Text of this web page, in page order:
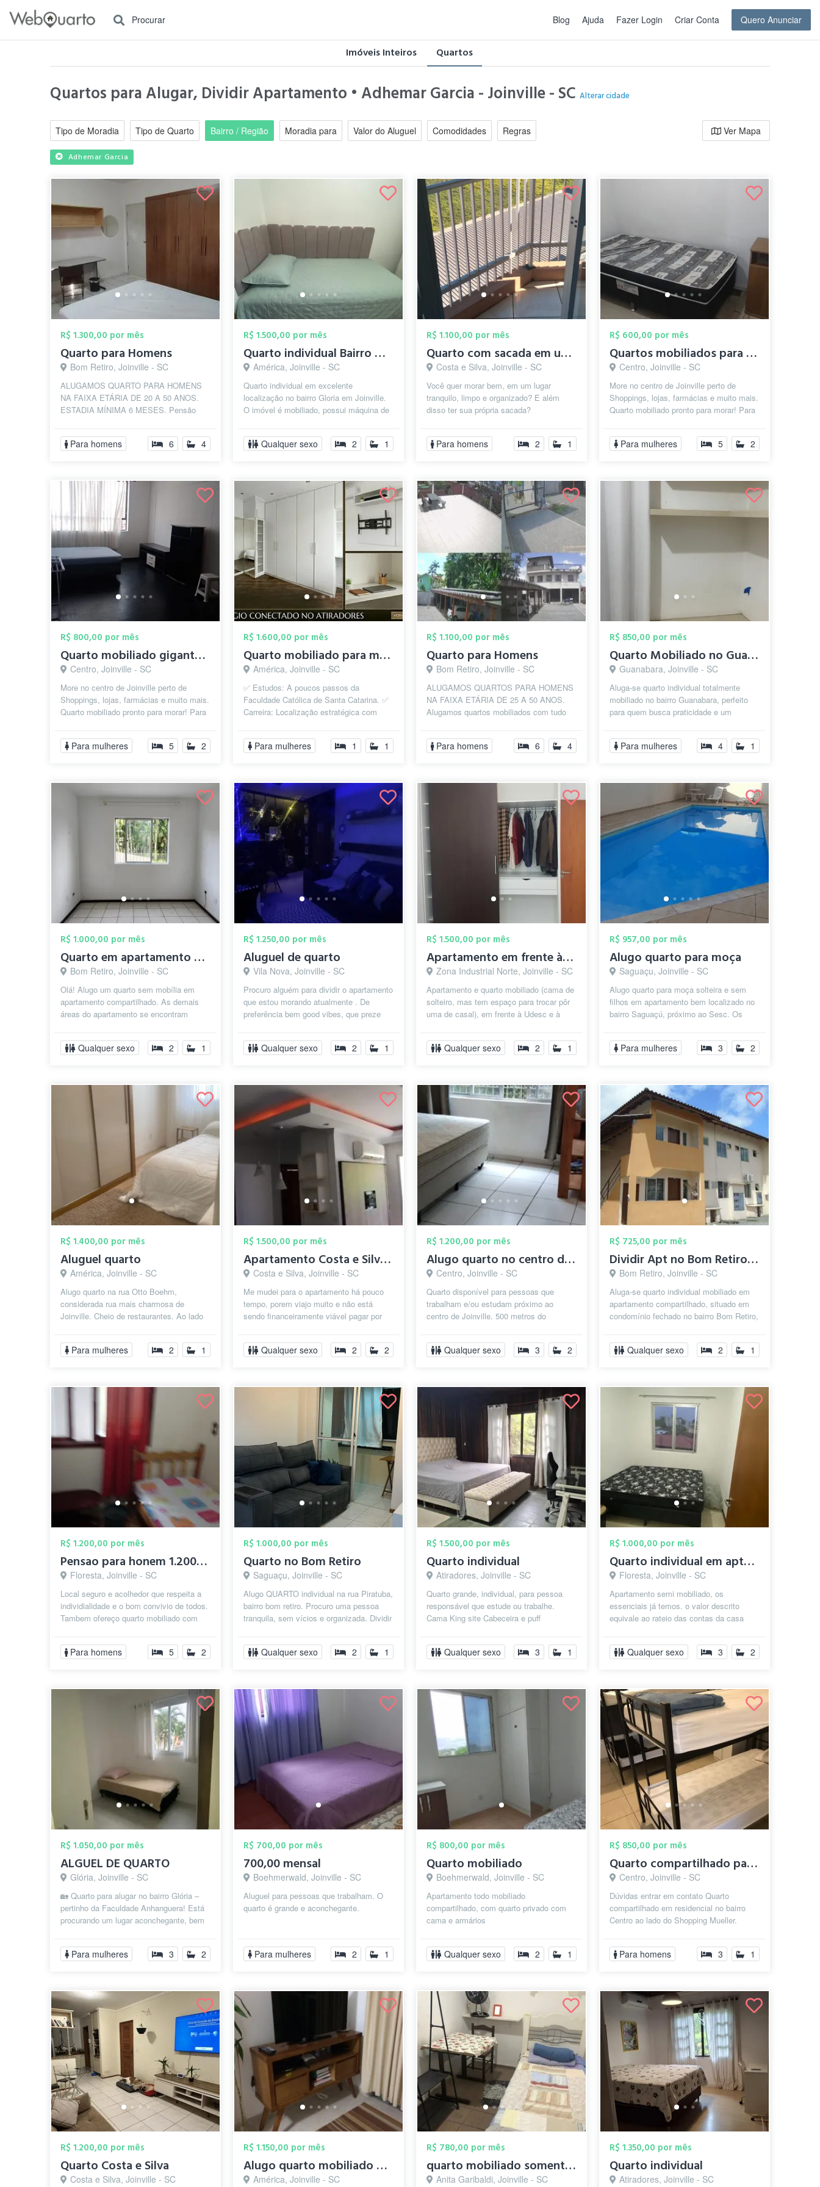
Procurar Blog Ajuda Fazer Login Criar Conta Quero Anunciar
Imóveis Inteiros Quartos
Quartos para Alugar, Dividir Apartamento • Adhemar Garcia - Joinville - SCAlterar cidade
Tipo de Moradia Tipo de Quarto Bairro / Região Moradia para Valor do Aluguel Comodidades Regras Ver Mapa
Adhemar Garcia
R$ 1.300,00 por mês
Quarto para Homens
Bom Retiro, Joinville - SC
ALUGAMOS QUARTO PARA HOMENS
NA FAIXA ETÁRIA DE 20 A 50 ANOS.
ESTADIA MÍNIMA 6 MESES. Pensão
mestrando ou dou...
Para homens 6 4
R$ 1.500,00 por mês
Quarto individual Bairro Gloria
América, Joinville - SC
Quarto individual em excelente
localização no bairro Gloria em Joinville.
O imóvel é mobiliado, possui máquina de
Qualquer sexo 2 1
R$ 1.100,00 por mês
Quarto com sacada em um dos melhores bai...
Costa e Silva, Joinville - SC
Você quer morar bem, em um lugar
tranquilo, limpo e organizado? E além
disso ter sua própria sacada?
um prédio...
Para homens 2 1
R$ 600,00 por mês
Quartos mobiliados para mulheres no Cent...
Centro, Joinville - SC
More no centro de Joinville perto de
Shoppings, lojas, farmácias e muito mais.
Quarto mobiliado pronto para morar! Para
Para mulheres 5 2
R$ 800,00 por mês
Quarto mobiliado gigante para moças
Centro, Joinville - SC
More no centro de Joinville perto de
Shoppings, lojas, farmácias e muito mais.
Quarto mobiliado pronto para morar! Para
Para mulheres 5 2
R$ 1.600,00 por mês
Quarto mobiliado para mulher
América, Joinville - SC
✅ Estudos: A poucos passos da
Faculdade Católica de Santa Catarina. ✅
Carreira: Localização estratégica com
escri...
Para mulheres 1 1
R$ 1.100,00 por mês
Quarto para Homens
Bom Retiro, Joinville - SC
ALUGAMOS QUARTOS PARA HOMENS
NA FAIXA ETÁRIA DE 25 A 50 ANOS.
Alugamos quartos mobiliados com tudo
que pensa e...
Para homens 6 4
R$ 850,00 por mês
Quarto Mobiliado no Guanabara: Tudo Incl...
Guanabara, Joinville - SC
Aluga-se quarto individual totalmente
mobiliado no bairro Guanabara, perfeito
para quem busca praticidade e um
...
Para mulheres 4 1
R$ 1.000,00 por mês
Quarto em apartamento compartilhado no B...
Bom Retiro, Joinville - SC
Olá! Alugo um quarto sem mobília em
apartamento compartilhado. As demais
áreas do apartamento se encontram
compartilhad...
Qualquer sexo 2 1
R$ 1.250,00 por mês
Aluguel de quarto
Vila Nova, Joinville - SC
Procuro alguém para dividir o apartamento
que estou morando atualmente . De
preferência bem good vibes, que preze
Qualquer sexo 2 1
R$ 1.500,00 por mês
Apartamento em frente à Univille/Udesc
Zona Industrial Norte, Joinville - SC
Apartamento e quarto mobiliado (cama de
solteiro, mas tem espaço para trocar pôr
uma de casal), em frente à Udesc e à
Qualquer sexo 2 1
R$ 957,00 por mês
Alugo quarto para moça
Saguaçu, Joinville - SC
Alugo quarto para moça solteira e sem
filhos em apartamento bem localizado no
bairro Saguaçú, próximo ao Sesc. Os
Para mulheres 3 2
R$ 1.400,00 por mês
Aluguel quarto
América, Joinville - SC
Alugo quarto na rua Otto Boehm,
considerada rua mais charmosa de
Joinville. Cheio de restaurantes. Ao lado
Shoppin...
Para mulheres 2 1
R$ 1.500,00 por mês
Apartamento Costa e Silva - Joinville
Costa e Silva, Joinville - SC
Me mudei para o apartamento há pouco
tempo, porem viajo muito e não está
sendo financeiramente viável pagar por
ne...
Qualquer sexo 2 2
R$ 1.200,00 por mês
Alugo quarto no centro de Joinville
Centro, Joinville - SC
Quarto disponível para pessoas que
trabalham e/ou estudam próximo ao
centro de Joinville. 500 metros do
Apartam...
Qualquer sexo 3 2
R$ 725,00 por mês
Dividir Apt no Bom Retiro - Próximo Cent...
Bom Retiro, Joinville - SC
Aluga-se quarto individual mobiliado em
apartamento compartilhado, situado em
condomínio fechado no bairro Bom Retiro,
Qualquer sexo 2 1
R$ 1.200,00 por mês
Pensao para honem 1.200,00 todas taxas i...
Floresta, Joinville - SC
Local seguro e acolhedor que respeita a
individialidade e o bom convivio de todos.
Tambem ofereço quarto mobiliado com
Para homens 5 2
R$ 1.000,00 por mês
Quarto no Bom Retiro
Saguaçu, Joinville - SC
Alugo QUARTO individual na rua Piratuba,
bairro bom retiro. Procuro uma pessoa
tranquila, sem vícios e organizada. Dividir
Qualquer sexo 2 1
R$ 1.500,00 por mês
Quarto individual
Atiradores, Joinville - SC
Quarto grande, individual, para pessoa
responsável que estude ou trabalhe.
Cama King site Cabeceira e puff
Cria...
Qualquer sexo 3 1
R$ 1.000,00 por mês
Quarto individual em apto compartilhado
Floresta, Joinville - SC
Apartamento semi mobiliado, os
essenciais já temos. o valor descrito
equivale ao rateio das contas da casa
Qualquer sexo 3 2
R$ 1.050,00 por mês
ALGUEL DE QUARTO
Glória, Joinville - SC
🏡 Quarto para alugar no bairro Glória –
pertinho da Faculdade Anhanguera! Está
procurando um lugar aconchegante, bem
Para mulheres 3 2
R$ 700,00 por mês
700,00 mensal
Boehmerwald, Joinville - SC
Aluguel para pessoas que trabalham. O
quarto é grande e aconchegante.
Para mulheres 2 1
R$ 800,00 por mês
Quarto mobiliado
Boehmerwald, Joinville - SC
Apartamento todo mobiliado
compartilhado, com quarto privado com
cama e armários
Qualquer sexo 2 1
R$ 850,00 por mês
Quarto compartilhado para Masculino no C...
Centro, Joinville - SC
Dúvidas entrar em contato Quarto
compartilhado em residencial no bairro
Centro ao lado do Shopping Mueller.
R$850,...
Para homens 3 1
R$ 1.200,00 por mês
Quarto Costa e Silva
Costa e Silva, Joinville - SC
R$ 1.150,00 por mês
Alugo quarto mobiliado para mulher
América, Joinville - SC
R$ 780,00 por mês
quarto mobiliado somente para mulheres, ...
Anita Garibaldi, Joinville - SC
R$ 1.350,00 por mês
Quarto individual
Atiradores, Joinville - SC